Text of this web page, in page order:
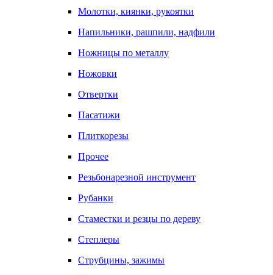
Молотки, киянки, рукоятки
Напильники, рашпили, надфили
Ножницы по металлу
Ножовки
Отвертки
Пасатижи
Плиткорезы
Прочее
Резьбонарезной инструмент
Рубанки
Стаместки и резцы по дереву
Степлеры
Струбцины, зажимы